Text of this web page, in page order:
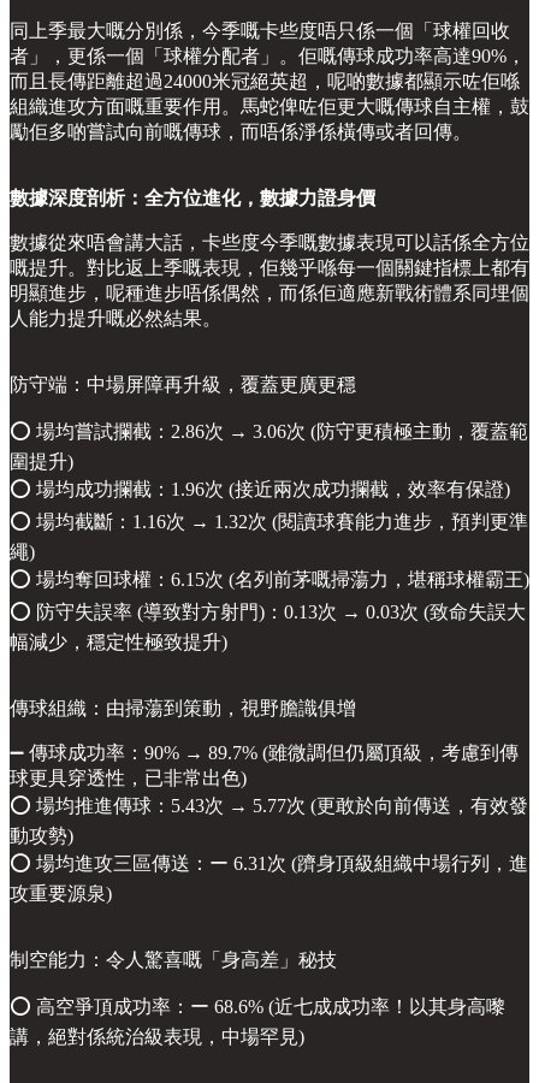
同上季最大嘅分別係，今季嘅卡些度唔只係一個「球權回收
者」，更係一個「球權分配者」。佢嘅傳球成功率高達90%，
而且長傳距離超過24000米冠絕英超，呢啲數據都顯示咗佢喺
組織進攻方面嘅重要作用。馬蛇俾咗佢更大嘅傳球自主權，鼓
勵佢多啲嘗試向前嘅傳球，而唔係淨係橫傳或者回傳。
數據深度剖析：全方位進化，數據力證身價
數據從來唔會講大話，卡些度今季嘅數據表現可以話係全方位
嘅提升。對比返上季嘅表現，佢幾乎喺每一個關鍵指標上都有
明顯進步，呢種進步唔係偶然，而係佢適應新戰術體系同埋個
人能力提升嘅必然結果。
防守端：中場屏障再升級，覆蓋更廣更穩
⭕️ 場均嘗試攔截：2.86次 → 3.06次 (防守更積極主動，覆蓋範
圍提升)
⭕️ 場均成功攔截：1.96次 (接近兩次成功攔截，效率有保證)
⭕️ 場均截斷：1.16次 → 1.32次 (閱讀球賽能力進步，預判更準
繩)
⭕️ 場均奪回球權：6.15次 (名列前茅嘅掃蕩力，堪稱球權霸王)
⭕️ 防守失誤率 (導致對方射門)：0.13次 → 0.03次 (致命失誤大
幅減少，穩定性極致提升)
傳球組織：由掃蕩到策動，視野膽識俱增
➖ 傳球成功率：90% → 89.7% (雖微調但仍屬頂級，考慮到傳
球更具穿透性，已非常出色)
⭕️ 場均推進傳球：5.43次 → 5.77次 (更敢於向前傳送，有效發
動攻勢)
⭕️ 場均進攻三區傳送：ー 6.31次 (躋身頂級組織中場行列，進
攻重要源泉)
制空能力：令人驚喜嘅「身高差」秘技
⭕️ 高空爭頂成功率：ー 68.6% (近七成成功率！以其身高嚟
講，絕對係統治級表現，中場罕見)